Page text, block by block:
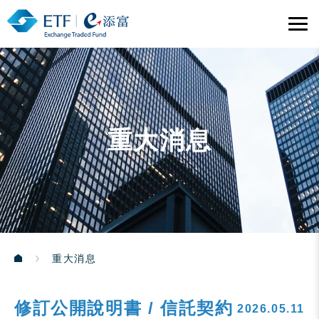
重大消息
重大消息
修訂公開說明書 / 信託契約 2026.05.11